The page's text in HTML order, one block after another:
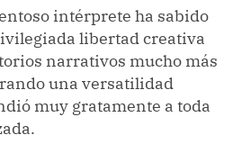
intérprete ha sabido
libertad creativa
narrativos mucho más
una versatilidad
muy gratamente a toda